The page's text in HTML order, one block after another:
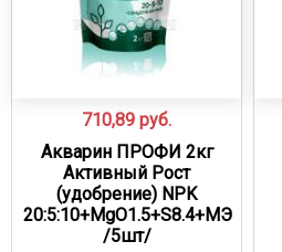
710,89 руб.
Акварин ПРОФИ 2кг
Активный Рост
(удобрение) NPK
20:5:10+MgO1.5+S8.4+МЭ
/5шт/